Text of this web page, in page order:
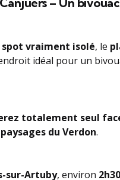
spot vraiment isolé, le
idéal pour un
totalement seul
du Verdon.
sur-Artuby, environ